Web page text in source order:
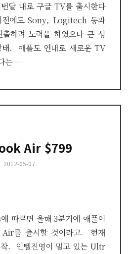
달 내로 구글 TV를 출시한다
에도 Sony, Logitech 등과
하려 노력을 하였으나 큰 성
태. 애플도 연내로 새로운 TV
는 …
Air $799
Posted
2012-05-07
따르면 올해 3분기에 애플이
를 출시할 것이라고. 현재
. 인텔진영이 밀고 있는 Ultr